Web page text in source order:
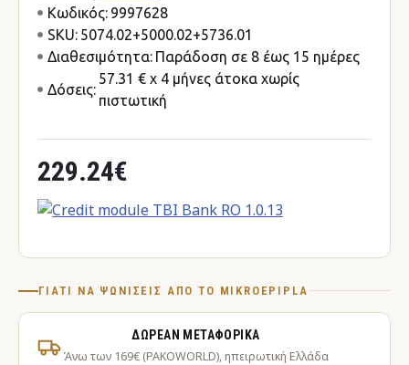
229.24€
Κωδικός: 9997628
SKU: 5074.02+5000.02+5736.01
Διαθεσιμότητα: Παράδοση σε 8 έως 15 ημέρες
Δόσεις:
57.31 € x 4 μήνες άτοκα χωρίς
πιστωτική
ΓΙΑΤΊ ΝΑ ΨΩΝΊΣΕΙΣ ΑΠΌ ΤΟ MIKROEPIPLA
ΔΩΡΕΆΝ ΜΕΤΑΦΟΡΙΚΆ
Άνω των 169€ (PAKOWORLD), ηπειρωτική Ελλάδα